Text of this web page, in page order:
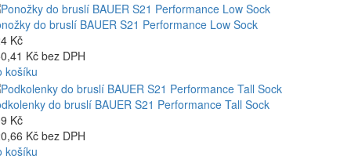
do bruslí BAUER S21 Performance Low Sock
Kč
Kč bez DPH
košíku
do bruslí BAUER S21 Performance Tall Sock
Kč
Kč bez DPH
košíku